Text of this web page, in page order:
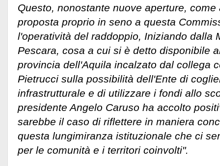
Questo, nonostante nuove aperture,
proposta proprio in seno a questa
l'operatività del raddoppio, Iniziando dalla
Pescara, cosa a cui si è detto disponibile
provincia dell'Aquila incalzato dal collega
Pietrucci sulla possibilità dell'Ente di
infrastrutturale e di utilizzare i fondi allo
presidente Angelo Caruso ha accolto
sarebbe il caso di riflettere in maniera
questa lungimiranza istituzionale che ci
per le comunità e i territori coinvolti".